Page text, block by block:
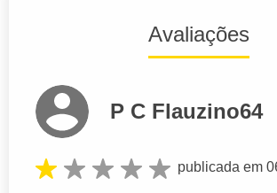
Avaliações
P C Flauzino64
publicada em